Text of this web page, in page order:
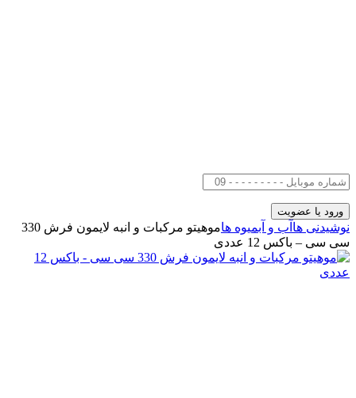
نوشیدنی ها آب و آبمیوه ها
موهیتو مرکبات و انبه لایمون فرش 330
سی سی – باکس 12 عددی